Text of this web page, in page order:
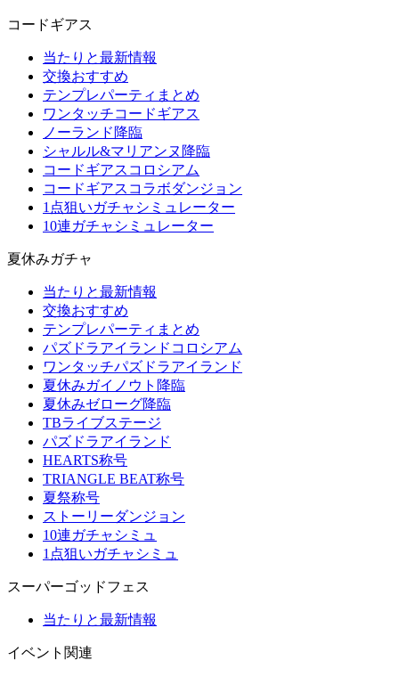
コードギアス
当たりと最新情報
交換おすすめ
テンプレパーティまとめ
ワンタッチコードギアス
ノーランド降臨
シャルル&マリアンヌ降臨
コードギアスコロシアム
コードギアスコラボダンジョン
1点狙いガチャシミュレーター
10連ガチャシミュレーター
夏休みガチャ
当たりと最新情報
交換おすすめ
テンプレパーティまとめ
パズドラアイランドコロシアム
ワンタッチパズドラアイランド
夏休みガイノウト降臨
夏休みゼローグ降臨
TBライブステージ
パズドラアイランド
HEARTS称号
TRIANGLE BEAT称号
夏祭称号
ストーリーダンジョン
10連ガチャシミュ
1点狙いガチャシミュ
スーパーゴッドフェス
当たりと最新情報
イベント関連